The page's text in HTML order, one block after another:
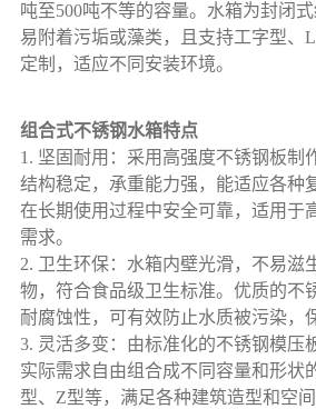
吨至500吨不等的容量。水箱为封闭
易附着污垢或藻类，且支持工字型、
定制，适应不同安装环境。
组合式不锈钢水箱特点
1. 坚固耐用：采用高强度不锈钢板制
结构稳定，承重能力强，能适应各种
在长期使用过程中安全可靠，适用于
需求。
2. 卫生环保：水箱内壁光滑，不易滋
物，符合食品级卫生标准。优质的不
耐腐蚀性，可有效防止水质被污染，
3. 灵活多变：由标准化的不锈钢模压
实际需求自由组合成不同容量和形状
型、Z型等，满足各种建筑造型和空间